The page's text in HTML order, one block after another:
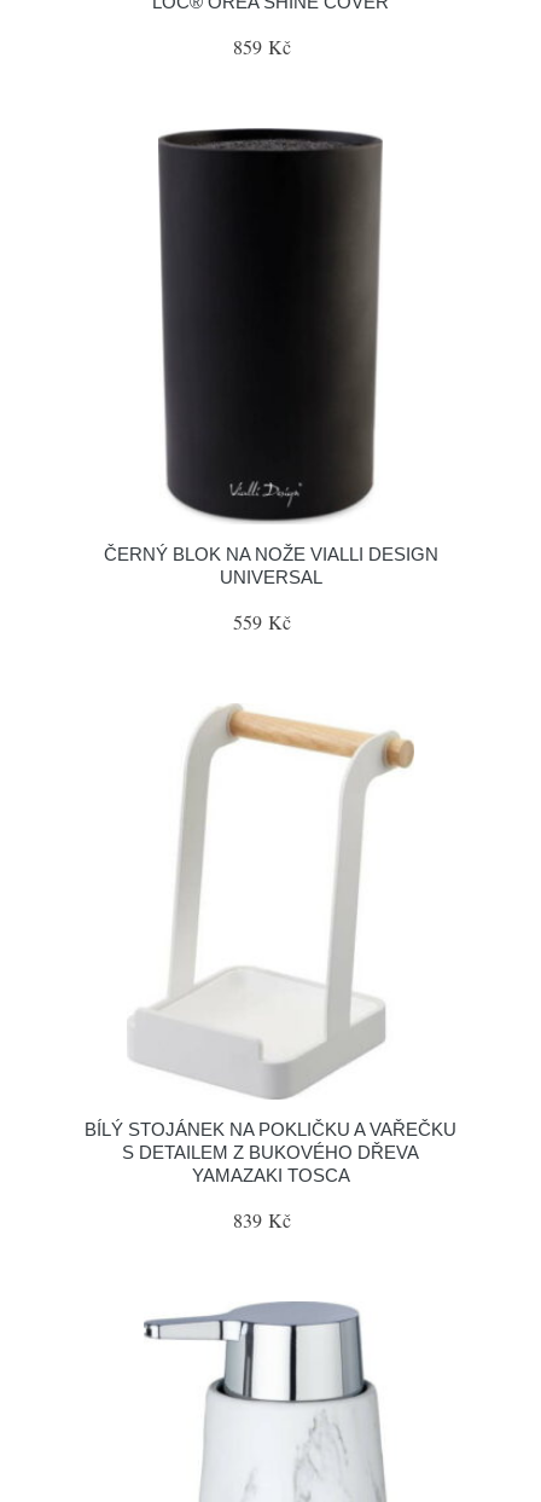
859 Kč
ČERNÝ BLOK NA NOŽE VIALLI DESIGN
UNIVERSAL
559 Kč
BÍLÝ STOJÁNEK NA POKLIČKU A VAŘEČKU
S DETAILEM Z BUKOVÉHO DŘEVA
YAMAZAKI TOSCA
839 Kč